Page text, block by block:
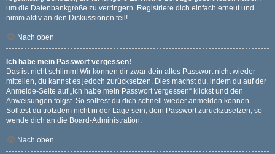
um die Datenbankgröße zu verringern. Registriere dich einfach erneut und
nimm aktiv an den Diskussionen teil!
Nach oben
Ich habe mein Passwort vergessen!
Das ist nicht schlimm! Wir können dir zwar dein altes Passwort nicht wieder
mitteilen, du kannst es jedoch zurücksetzen. Dies machst du, indem du auf der
Anmelde-Seite auf „Ich habe mein Passwort vergessen“ klickst und den
Anweisungen folgst. So solltest du dich schnell wieder anmelden können.
Solltest du trotzdem nicht in der Lage sein, dein Passwort zurückzusetzen, so
wende dich an die Board-Administration.
Nach oben